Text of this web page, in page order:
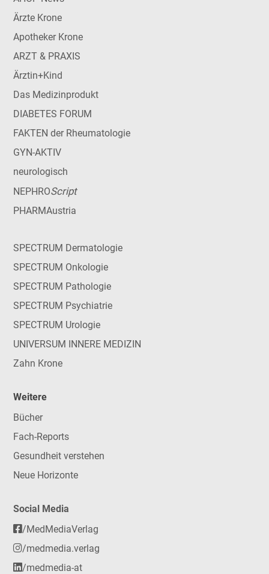
Ärzte Krone
Apotheker Krone
ARZT & PRAXIS
Ärztin+Kind
Das Medizinprodukt
DIABETES FORUM
FAKTEN der Rheumatologie
GYN-AKTIV
neurologisch
NEPHROScript
PHARMAustria
SPECTRUM Dermatologie
SPECTRUM Onkologie
SPECTRUM Pathologie
SPECTRUM Psychiatrie
SPECTRUM Urologie
UNIVERSUM INNERE MEDIZIN
Zahn Krone
Weitere
Bücher
Fach-Reports
Gesundheit verstehen
Neue Horizonte
Social Media
/MedMediaVerlag
/medmedia.verlag
/medmedia-at